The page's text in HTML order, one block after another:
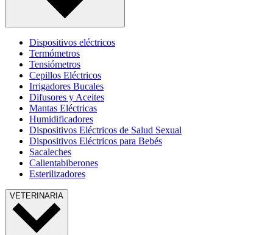
Dispositivos eléctricos
Termómetros
Tensiómetros
Cepillos Eléctricos
Irrigadores Bucales
Difusores y Aceites
Mantas Eléctricas
Humidificadores
Dispositivos Eléctricos de Salud Sexual
Dispositivos Eléctricos para Bebés
Sacaleches
Calientabiberones
Esterilizadores
VETERINARIA